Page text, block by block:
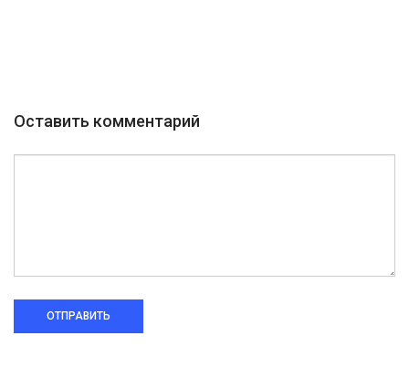
Оставить комментарий
ОТПРАВИТЬ